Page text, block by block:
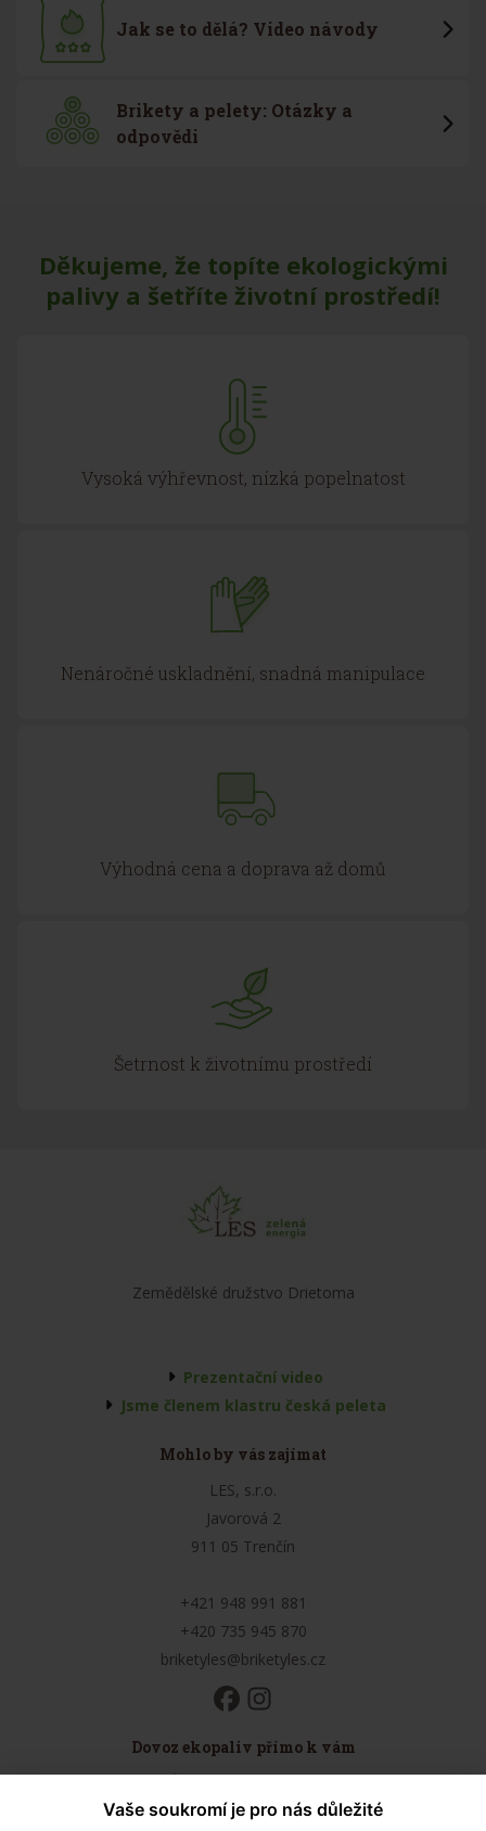
Jak se to dělá? Video návody
Brikety a pelety: Otázky a
odpovědi
Děkujeme, že topíte ekologickými
palivy a šetříte životní prostředí!
Vysoká výhřevnost, nízká popelnatost
Nenáročné uskladnění, snadná manipulace
Výhodná cena a doprava až domů
Šetrnost k životnímu prostředí
Zemědělské družstvo Drietoma
Prezentační video
Jsme členem klastru česká peleta
Mohlo by vás zajímat
LES, s.r.o.
Javorová 2
911 05 Trenčín
+421 948 991 881
+420 735 945 870
briketyles@briketyles.cz
Dovoz ekopaliv přímo k vám
Obchodní podmínky
Vaše soukromí je pro nás důležité